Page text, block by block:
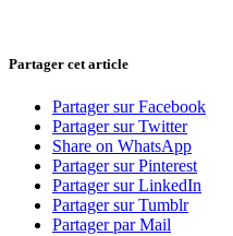
Partager cet article
Partager sur Facebook
Partager sur Twitter
Share on WhatsApp
Partager sur Pinterest
Partager sur LinkedIn
Partager sur Tumblr
Partager par Mail